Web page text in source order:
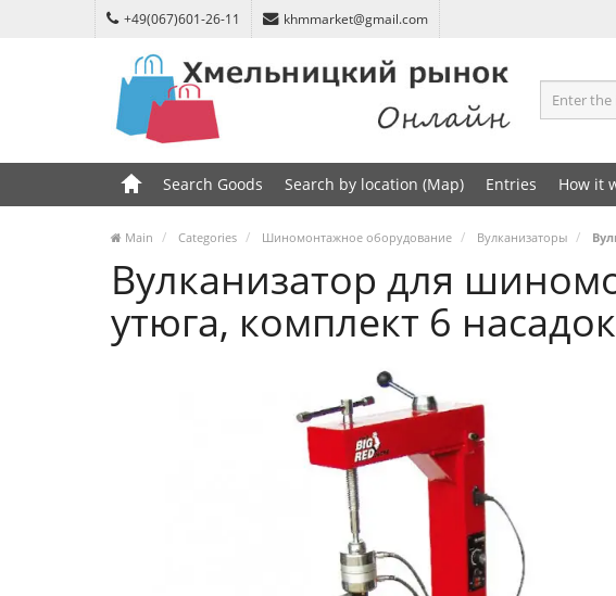
+49(067)601-26-11 khmmarket@gmail.com
Search Goods Search by location (Map) Entries How it
Main Categories Шиномонтажное оборудование Вулканизаторы
Вулканизатор для
утюга, комплект 6